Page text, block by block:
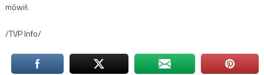
mówił.
/TVP Info/